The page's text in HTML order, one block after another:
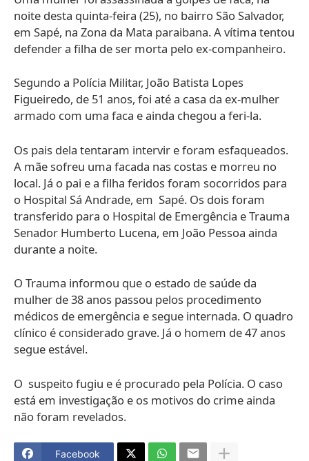
noite desta quinta-feira (25), no bairro São Salvador,
em Sapé, na Zona da Mata paraibana. A vítima tentou
defender a filha de ser morta pelo ex-companheiro.
Segundo a Polícia Militar, João Batista Lopes
Figueiredo, de 51 anos, foi até a casa da ex-mulher
armado com uma faca e ainda chegou a feri-la.
Os pais dela tentaram intervir e foram esfaqueados.
A mãe sofreu uma facada nas costas e morreu no
local. Já o pai e a filha feridos foram socorridos para
o Hospital Sá Andrade, em Sapé. Os dois foram
transferido para o Hospital de Emergência e Trauma
Senador Humberto Lucena, em João Pessoa ainda
durante a noite.
O Trauma informou que o estado de saúde da
mulher de 38 anos passou pelos procedimento
médicos de emergência e segue internada. O quadro
clínico é considerado grave. Já o homem de 47 anos
segue estável.
O suspeito fugiu e é procurado pela Polícia. O caso
está em investigação e os motivos do crime ainda
não foram revelados.
Facebook